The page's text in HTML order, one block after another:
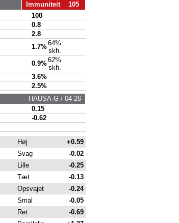
Immuniteit 105
100
0.8
2.8
1.7%64%
skh.
0.9%62%
skh.
3.6%
2.5%
HAUSA-G / 04-26
0.15
-0.62
Høj
+0.59
Svag
-0.02
Lille
-0.25
Tæt
-0.13
Opsvajet
-0.24
Smal
-0.05
Ret
-0.69